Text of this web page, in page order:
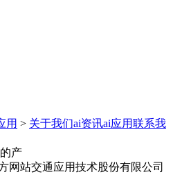
用 > 关于我们ai资讯ai应用联系我
产
网站交通应用技术股份有限公司